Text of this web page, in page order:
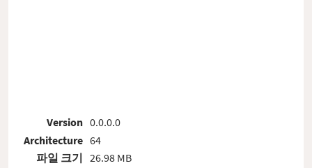
Version
Architecture
파일 크기
0.0.0.0
64
26.98 MB